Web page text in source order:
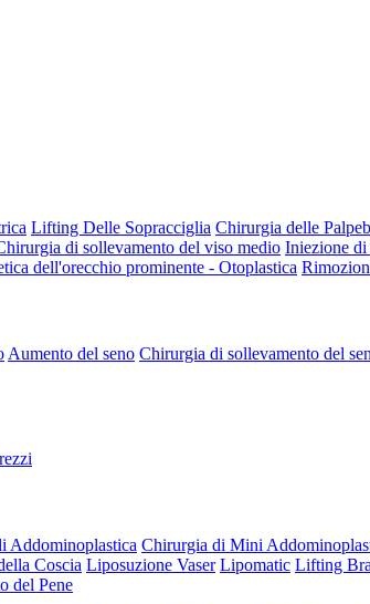
Lifting Delle Sopracciglia Chirurgia delle
di sollevamento del viso medio Iniezione di
dell'orecchio prominente - Otoplastica
Aumento del seno Chirurgia di sollevamento del
Addominoplastica Chirurgia di Mini
Coscia Liposuzione Vaser Lipomatic Lifting
del Pene